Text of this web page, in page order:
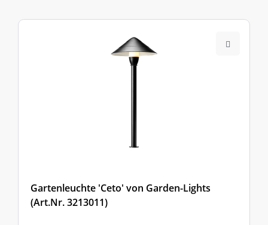
Gartenleuchte 'Ceto' von Garden-Lights
(Art.Nr. 3213011)